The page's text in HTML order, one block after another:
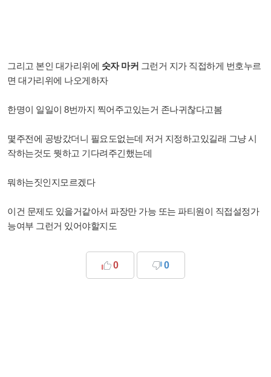
그리고 본인 대가리위에 숫자 마커 그런거 지가 직접하게 번호누르
면 대가리위에 나오게하자
한명이 일일이 8번까지 찍어주고있는거 존나귀찮다고봄
몇주전에 공방갔더니 필요도없는데 저거 지정하고있길래 그냥 시
작하는것도 뭣하고 기다려주긴했는데
뭐하는짓인지모르겠다
이건 문제도 있을거같아서 파장만 가능 또는 파티원이 직접설정가
능여부 그런거 있어야할지도
0 0